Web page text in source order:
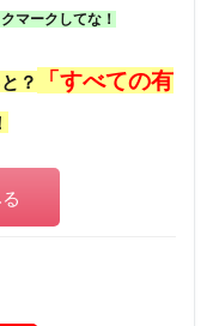
マークしてな！
？
「すべての有